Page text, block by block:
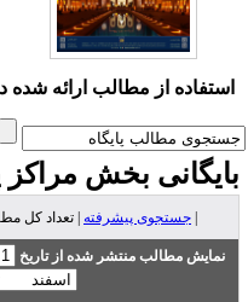
استفاده از مطالب ارائه شده در
بخش مراکز
جستجوی پیشرفته| تعداد کل مطالب: 1 | تعداد کل بازدید های
نمایش مطالب منتشر شده از تاریخ